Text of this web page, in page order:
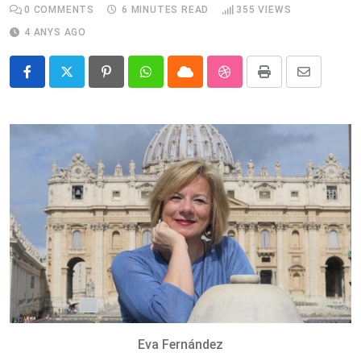
0 COMMENTS 6 MINUTES READ 355 VIEWS
4 ANYS AGO
PinterestWhatsappCloud StumbleUpon
Print
Share
Email
Eva Fernández